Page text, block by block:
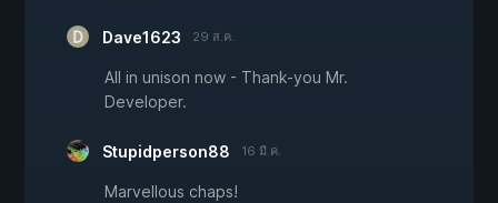
Dave1623 29 ส.ค.
All in unison now - Thank-you Mr.
Developer.
Stupidperson88 16 มี.ค.
Marvellous chaps!